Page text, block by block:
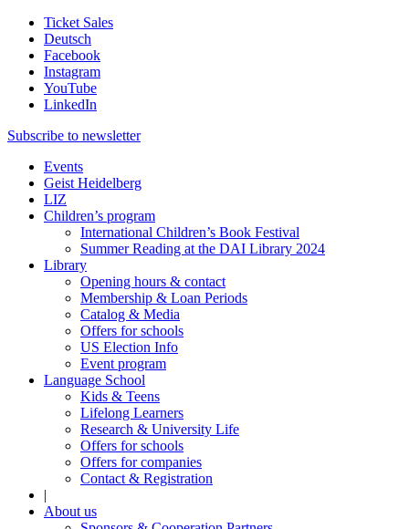
Ticket Sales
Deutsch
Facebook
Instagram
YouTube
LinkedIn
Subscribe to newsletter
Events
Geist Heidelberg
LIZ
Children’s program
International Children’s Book Festival
Summer Reading at the DAI Library 2024
Library
Opening hours & contact
Membership & Loan Periods
Catalog & Media
Offers for schools
US Election Info
Event program
Language School
Kids & Teens
Lifelong Learners
Research & University Life
Offers for schools
Offers for companies
Contact & Registration
|
About us